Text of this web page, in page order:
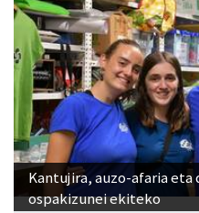
Kantujira, auzo-afaria
ospakizunei ekiteko